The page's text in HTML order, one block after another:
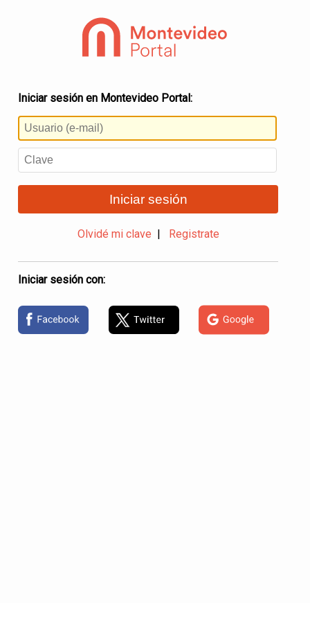
Iniciar sesión en Montevideo Portal:
Iniciar sesión
Olvidé mi clave Registrate
Iniciar sesión con: